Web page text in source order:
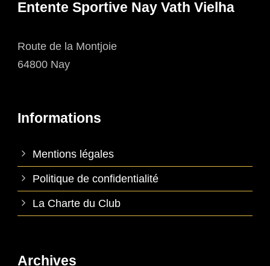
Entente Sportive Nay Vath Vielha
Route de la Montjoie
64800 Nay
Informations
Mentions légales
Politique de confidentialité
La Charte du Club
Archives